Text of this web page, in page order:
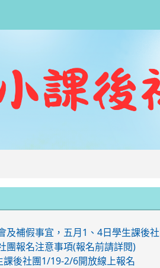
及補假事宜，五月1、4日學生課後
團報名注意事項(報名前請詳閱)
課後社團1/19-2/6開放線上報名